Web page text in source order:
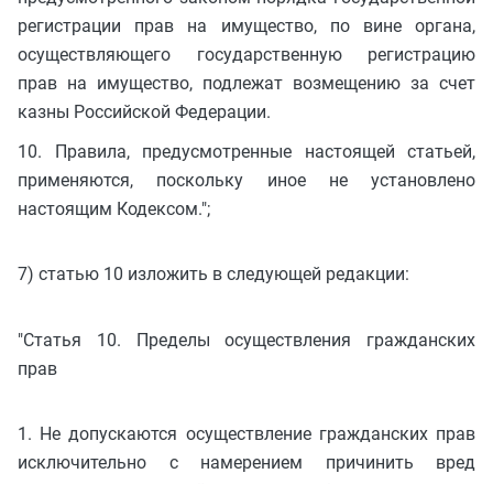
регистрации прав на имущество, по вине органа,
осуществляющего государственную регистрацию
прав на имущество, подлежат возмещению за счет
казны Российской Федерации.
10. Правила, предусмотренные настоящей статьей,
применяются, поскольку иное не установлено
настоящим Кодексом.";
7) статью 10 изложить в следующей редакции:
"Статья 10. Пределы осуществления гражданских
прав
1. Не допускаются осуществление гражданских прав
исключительно с намерением причинить вред